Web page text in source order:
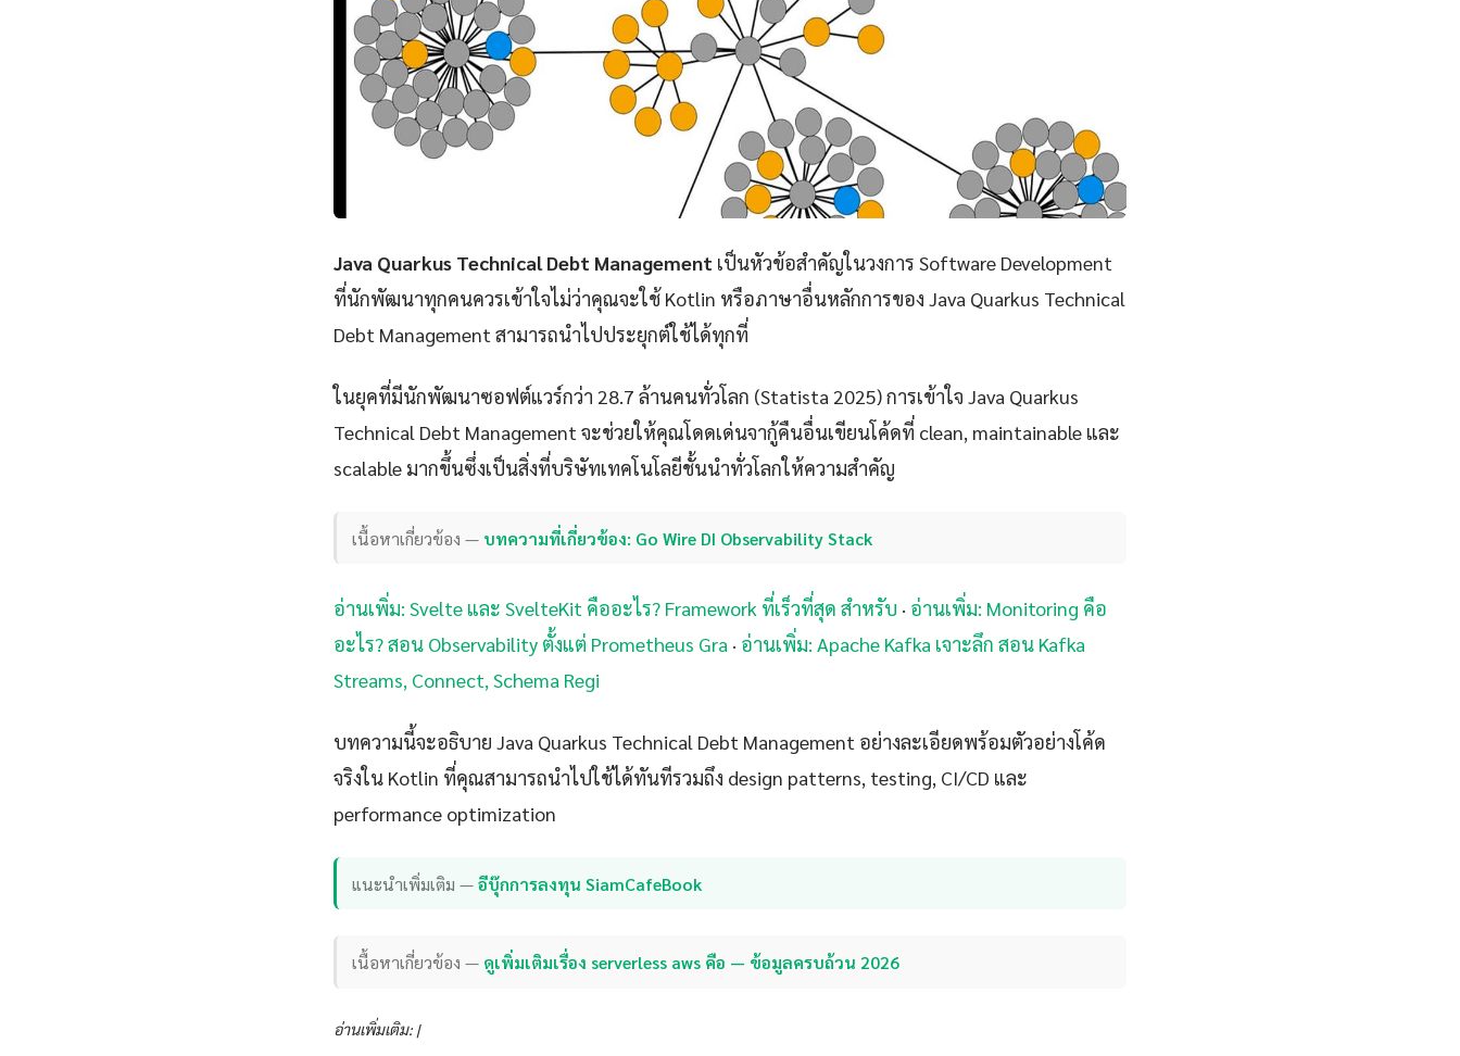
Java Quarkus Technical Debt Management เป็นหัวข้อสำคัญในวงการ Software Development
ที่นักพัฒนาทุกคนควรเข้าใจไม่ว่าคุณจะใช้ Kotlin หรือภาษาอื่นหลักการของ Java Quarkus Technical
Debt Management สามารถนำไปประยุกต์ใช้ได้ทุกที่
ในยุคที่มีนักพัฒนาซอฟต์แวร์กว่า 28.7 ล้านคนทั่วโลก (Statista 2025) การเข้าใจ Java Quarkus
Technical Debt Management จะช่วยให้คุณโดดเด่นจากู้คืนอื่นเขียนโค้ดที่ clean, maintainable และ
scalable มากขึ้นซึ่งเป็นสิ่งที่บริษัทเทคโนโลยีชั้นนำทั่วโลกให้ความสำคัญ
เนื้อหาเกี่ยวข้อง — บทความที่เกี่ยวข้อง: Go Wire DI Observability Stack
อ่านเพิ่ม: Svelte และ SvelteKit คืออะไร? Framework ที่เร็วที่สุด สำหรับ · อ่านเพิ่ม: Monitoring คือ
อะไร? สอน Observability ตั้งแต่ Prometheus Gra · อ่านเพิ่ม: Apache Kafka เจาะลึก สอน Kafka
Streams, Connect, Schema Regi
บทความนี้จะอธิบาย Java Quarkus Technical Debt Management อย่างละเอียดพร้อมตัวอย่างโค้ด
จริงใน Kotlin ที่คุณสามารถนำไปใช้ได้ทันทีรวมถึง design patterns, testing, CI/CD และ
performance optimization
แนะนำเพิ่มเติม —อีบุ๊กการลงทุน SiamCafeBook
เนื้อหาเกี่ยวข้อง — ดูเพิ่มเติมเรื่อง serverless aws คือ — ข้อมูลครบถ้วน 2026
อ่านเพิ่มเติม: |